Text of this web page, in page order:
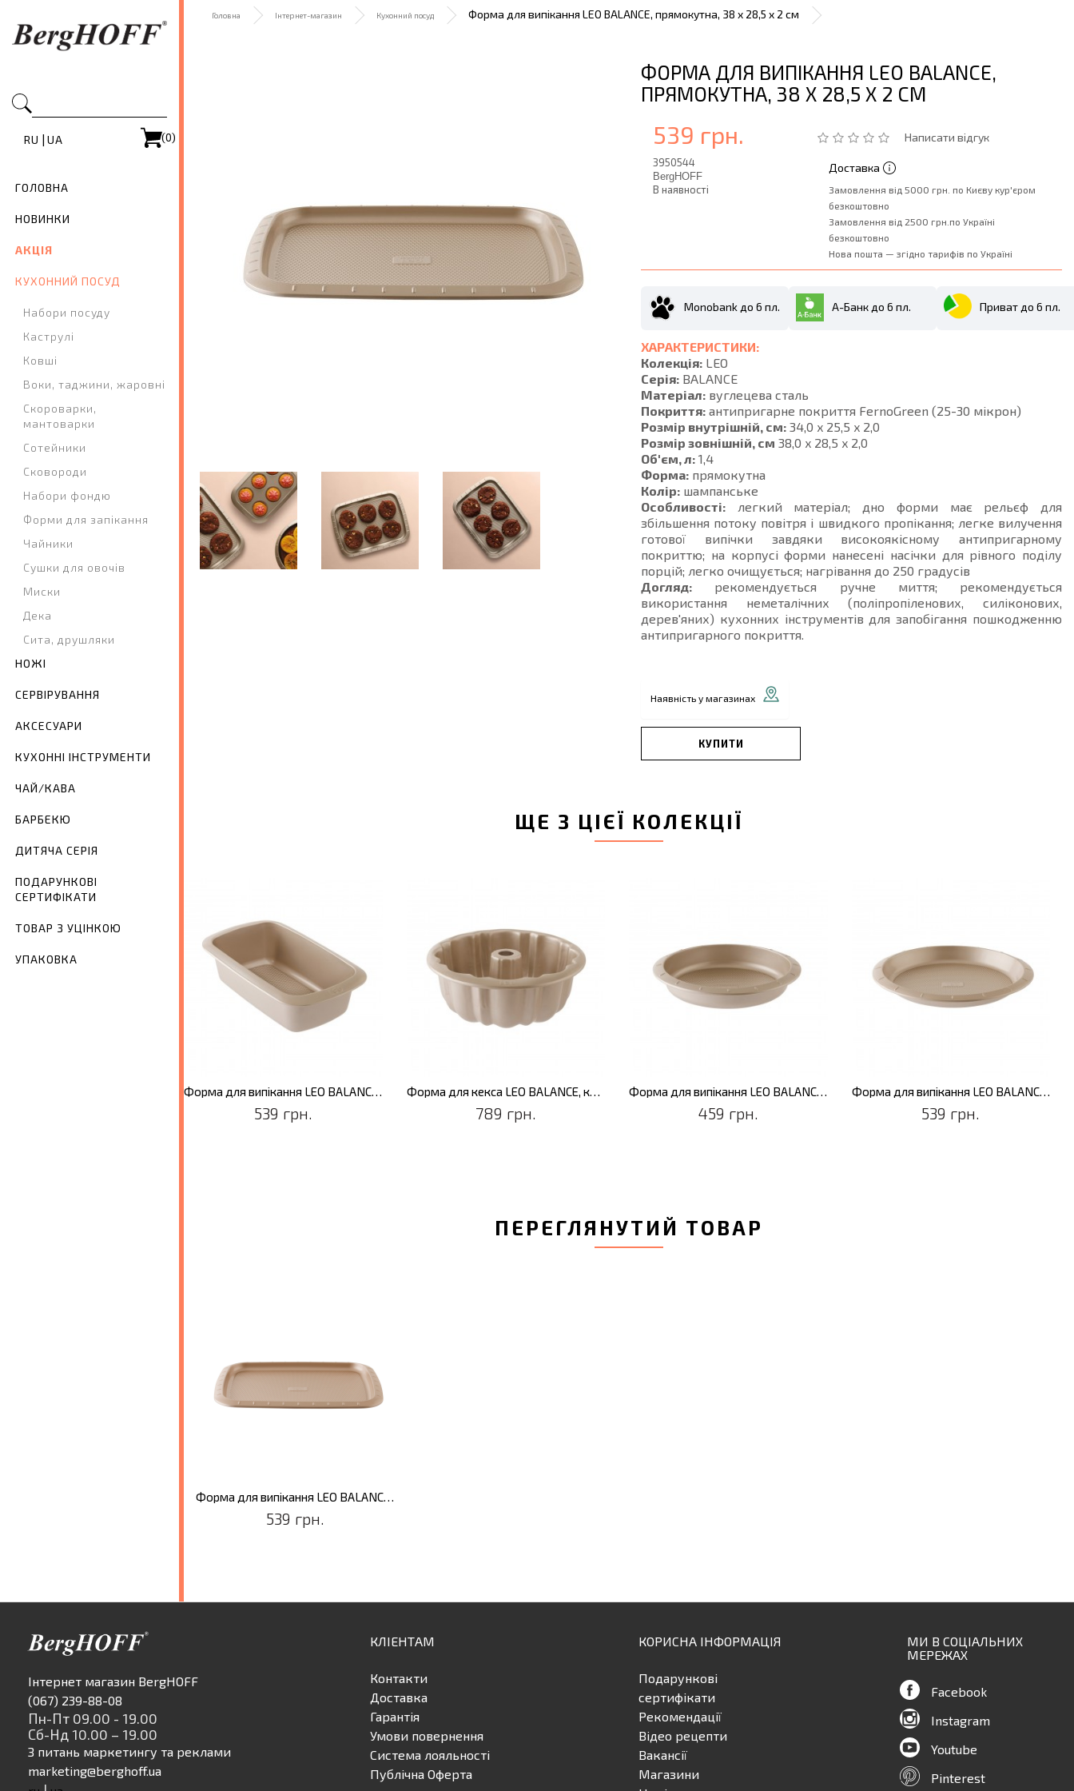
RU | UA (0)
ГОЛОВНА
НОВИНКИ
АКЦІЯ
КУХОННИЙ ПОСУД
Набори посуду
Каструлі
Ковші
Воки, таджини, жаровні
Скороварки,
мантоварки
Сотейники
Сковороди
Набори фондю
Форми для запікання
Чайники
Сушки для овочів
Миски
Дека
Сита, друшляки
НОЖІ
СЕРВІРУВАННЯ
АКСЕСУАРИ
КУХОННІ ІНСТРУМЕНТИ
ЧАЙ/КАВА
БАРБЕКЮ
ДИТЯЧА СЕРІЯ
ПОДАРУНКОВІ
СЕРТИФІКАТИ
ТОВАР З УЦІНКОЮ
УПАКОВКА
Головна Інтернет-магазин Кухонний посуд Форма для випікання LEO BALANCE, прямокутна, 38 x 28,5 x 2 см
ФОРМА ДЛЯ ВИПІКАННЯ LEO BALANCE,
ПРЯМОКУТНА, 38 X 28,5 X 2 СМ
Написати відгук
539 грн.
3950544
BergHOFF
В наявності
Доставка
Замовлення від 5000 грн. по Києву кур'єром
безкоштовно
Замовлення від 2500 грн.по Україні
безкоштовно
Нова пошта — згідно тарифів по Україні
Monobank до 6 пл. А-Банк до 6 пл. Приват до 6 пл.
ХАРАКТЕРИСТИКИ:
Колекція: LEO
Серія: BALANCE
Матеріал: вуглецева сталь
Покриття: антипригарне покриття FernoGreen (25-30 мікрон)
Розмір внутрішній, см: 34,0 x 25,5 x 2,0
Розмір зовнішній, см 38,0 x 28,5 x 2,0
Об'єм, л: 1,4
Форма: прямокутна
Колір: шампанське
Особливості: легкий матеріал; дно форми має рельєф для
збільшення потоку повітря і швидкого пропікання; легке вилучення
готової випічки завдяки високоякісному антипригарному
покриттю; на корпусі форми нанесені насічки для рівного поділу
порцій; легко очищується; нагрівання до 250 градусів
Догляд: рекомендується ручне миття; рекомендується
використання неметалічних (поліпропіленових, силіконових,
дерев'яних) кухонних інструментів для запобігання пошкодженню
антипригарного покриття.
Наявність у магазинах
КУПИТИ
ЩЕ З ЦІЄЇ КОЛЕКЦІЇ
Форма для випікання LEO BALANCE, прямокутна, 29,5 x 17,5 x 7,5 см
539 грн.
Форма для кекса LEO BALANCE, кругла, 23 х 10 см
789 грн.
Форма для випікання LEO BALANCE, кругла, 23 х 5 см
459 грн.
Форма для випікання LEO BALANCE, кругла, 27,5 х 3 см
539 грн.
ПЕРЕГЛЯНУТИЙ ТОВАР
Форма для випікання LEO BALANCE, прямокутна, 38 x 28,5 x 2 см
539 грн.
Інтернет магазин BergHOFF
(067) 239-88-08
Пн-Пт 09.00 - 19.00
Сб-Нд 10.00 – 19.00
З питань маркетингу та реклами
marketing@berghoff.ua
КЛІЕНТАМ
Контакти
Доставка
Гарантія
Умови повернення
Система лояльності
Публічна Оферта
КОРИСНА ІНФОРМАЦІЯ
Подарункові
сертифікати
Рекомендації
Відео рецепти
Вакансії
Магазини
МИ В СОЦІАЛЬНИХ
МЕРЕЖАХ
Facebook
Instagram
Youtube
Pinterest